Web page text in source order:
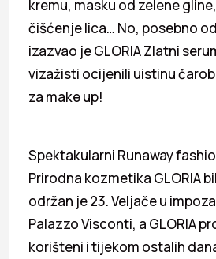
kremu, masku od zelene
čišćenje lica… No, posebno
izazvao je GLORIA Zlatni
vizažisti ocijenili uistinu
za make up!
Spektakularni Runaway
Prirodna kozmetika GLORIA
održan je 23. Veljače u
Palazzo Visconti, a GLORIA
korišteni i tijekom ostalih